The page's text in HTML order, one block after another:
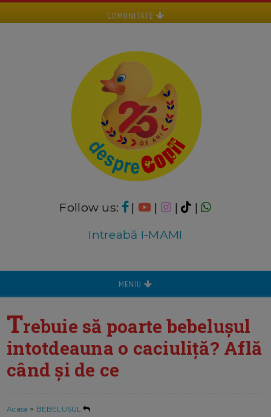
COMUNITATE
Follow us: | | |
|
Intreabă I-MAMI
MENIU
Trebuie să poarte bebelușul
intotdeauna o caciuliță? Află
când și de ce
Acasa > BEBELUSUL